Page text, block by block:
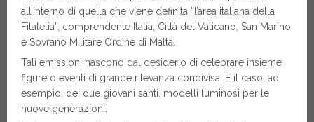
all’interno di quella che viene definita “l’area italiana della
Filatelia”, comprendente Italia, Città del Vaticano, San Marino
e Sovrano Militare Ordine di Malta.
Tali emissioni nascono dal desiderio di celebrare insieme
figure o eventi di grande rilevanza condivisa. È il caso, ad
esempio, dei due giovani santi, modelli luminosi per le
nuove generazioni.